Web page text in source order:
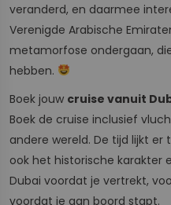
veranderd, en daarmee
Verenigde Arabische
metamorfose ondergaan,
hebben.
Boek jouw cruise vanuit
Boek de cruise inclusief
andere wereld. De tijd lijkt
ook het historische karakter
Dubai voordat je vertrekt,
voordat je aan boord stapt.